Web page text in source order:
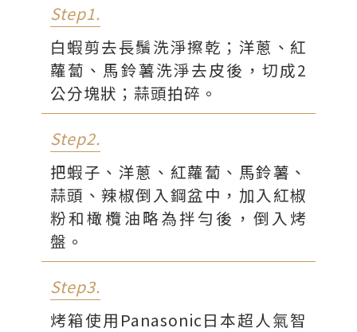
Step1.
白蝦剪去長鬚洗淨擦乾；洋蔥、紅
蘿蔔、馬鈴薯洗淨去皮後，切成2
公分塊狀；蒜頭拍碎。
Step2.
把蝦子、洋蔥、紅蘿蔔、馬鈴薯、
蒜頭、辣椒倒入鋼盆中，加入紅椒
粉和橄欖油略為拌勻後，倒入烤
盤。
Step3.
烤箱使用Panasonic日本超人氣智